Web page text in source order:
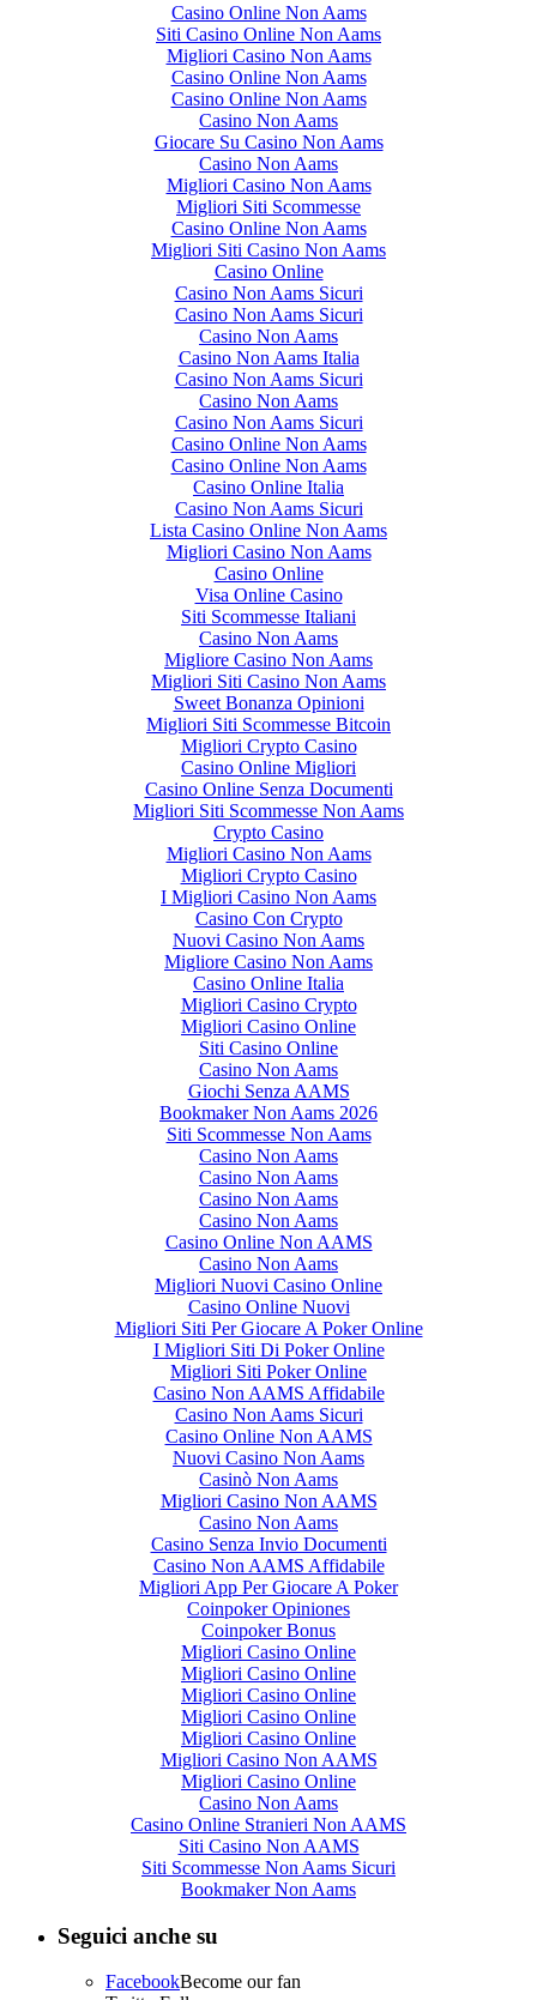
Casino Online Non Aams
Siti Casino Online Non Aams
Migliori Casino Non Aams
Casino Online Non Aams
Casino Online Non Aams
Casino Non Aams
Giocare Su Casino Non Aams
Casino Non Aams
Migliori Casino Non Aams
Migliori Siti Scommesse
Casino Online Non Aams
Migliori Siti Casino Non Aams
Casino Online
Casino Non Aams Sicuri
Casino Non Aams Sicuri
Casino Non Aams
Casino Non Aams Italia
Casino Non Aams Sicuri
Casino Non Aams
Casino Non Aams Sicuri
Casino Online Non Aams
Casino Online Non Aams
Casino Online Italia
Casino Non Aams Sicuri
Lista Casino Online Non Aams
Migliori Casino Non Aams
Casino Online
Visa Online Casino
Siti Scommesse Italiani
Casino Non Aams
Migliore Casino Non Aams
Migliori Siti Casino Non Aams
Sweet Bonanza Opinioni
Migliori Siti Scommesse Bitcoin
Migliori Crypto Casino
Casino Online Migliori
Casino Online Senza Documenti
Migliori Siti Scommesse Non Aams
Crypto Casino
Migliori Casino Non Aams
Migliori Crypto Casino
I Migliori Casino Non Aams
Casino Con Crypto
Nuovi Casino Non Aams
Migliore Casino Non Aams
Casino Online Italia
Migliori Casino Crypto
Migliori Casino Online
Siti Casino Online
Casino Non Aams
Giochi Senza AAMS
Bookmaker Non Aams 2026
Siti Scommesse Non Aams
Casino Non Aams
Casino Non Aams
Casino Non Aams
Casino Non Aams
Casino Online Non AAMS
Casino Non Aams
Migliori Nuovi Casino Online
Casino Online Nuovi
Migliori Siti Per Giocare A Poker Online
I Migliori Siti Di Poker Online
Migliori Siti Poker Online
Casino Non AAMS Affidabile
Casino Non Aams Sicuri
Casino Online Non AAMS
Nuovi Casino Non Aams
Casinò Non Aams
Migliori Casino Non AAMS
Casino Non Aams
Casino Senza Invio Documenti
Casino Non AAMS Affidabile
Migliori App Per Giocare A Poker
Coinpoker Opiniones
Coinpoker Bonus
Migliori Casino Online
Migliori Casino Online
Migliori Casino Online
Migliori Casino Online
Migliori Casino Online
Migliori Casino Non AAMS
Migliori Casino Online
Casino Non Aams
Casino Online Stranieri Non AAMS
Siti Casino Non AAMS
Siti Scommesse Non Aams Sicuri
Bookmaker Non Aams
Seguici anche su
FacebookBecome our fan